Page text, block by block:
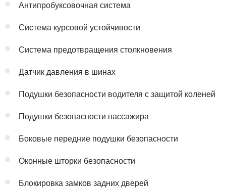
Антипробуксовочная система
Система курсовой устойчивости
Система предотвращения столкновения
Датчик давления в шинах
Подушки безопасности водителя с защитой коленей
Подушки безопасности пассажира
Боковые передние подушки безопасности
Оконные шторки безопасности
Блокировка замков задних дверей